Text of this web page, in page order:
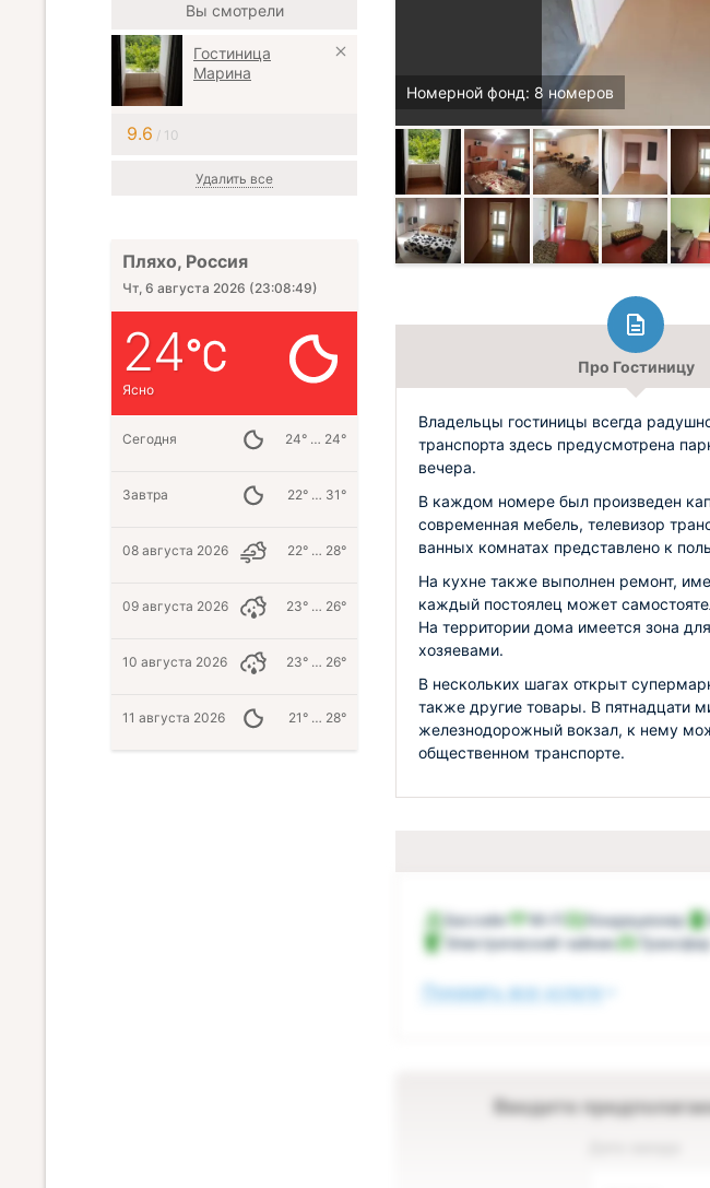
Номерной фонд: 8 номеров
Про Гостиницу
Владельцы гостиницы всегда
транспорта здесь предусмотрена
вечера.
В каждом номере был произведен
современная мебель, телевизор
ванных комнатах представлено к
На кухне также выполнен ремонт,
каждый постоялец может
На территории дома имеется зона
хозяевами.
В нескольких шагах открыт
также другие товары. В пятнадцати
железнодорожный вокзал, к нему
общественном транспорте.
Бассейн Wi-Fi Кондиционер
Электрический чайник
Трансфер
Показать все услуги
Введите
Вы смотрели
Гостиница
Марина
9.6 / 10
Удалить все
Пляхо, Россия
Чт, 6 августа 2026 (23:08:50)
24
Ясно
Сегодня 24° … 24°
Завтра 22° … 31°
08 августа 2026 22° … 28°
09 августа 2026 23° … 26°
10 августа 2026 23° … 26°
11 августа 2026 21° … 28°